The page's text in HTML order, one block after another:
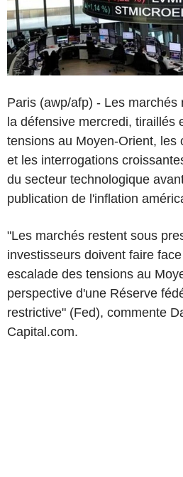
Paris (awp/afp) - Les marchés
la défensive mercredi, tiraillés
tensions au Moyen-Orient, les
et les interrogations
du secteur technologique
publication de l'inflation
"Les marchés restent sous
investisseurs doivent faire
escalade des tensions au
perspective d'une Réserve
restrictive" (Fed), commente
Capital.com.